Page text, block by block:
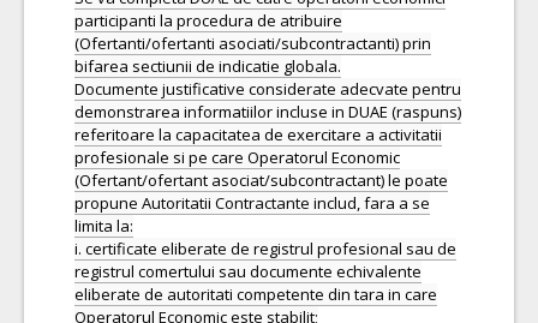
participanti la procedura de atribuire
(Ofertanti/ofertanti asociati/subcontractanti) prin
bifarea sectiunii de indicatie globala.
Documente justificative considerate adecvate pentru
demonstrarea informatiilor incluse in DUAE (raspuns)
referitoare la capacitatea de exercitare a activitatii
profesionale si pe care Operatorul Economic
(Ofertant/ofertant asociat/subcontractant) le poate
propune Autoritatii Contractante includ, fara a se
limita la:
i. certificate eliberate de registrul profesional sau de
registrul comertului sau documente echivalente
eliberate de autoritati competente din tara in care
Operatorul Economic este stabilit;